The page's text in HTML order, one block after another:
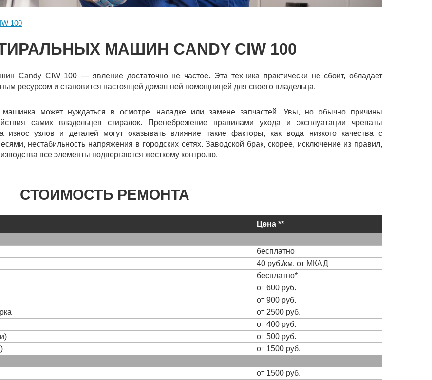
100
МАШИН CANDY CIW 100
Candy CIW 100 — явление достаточно не частое. Эта техника практически не сбоит, обладает
ресурсом и становится настоящей домашней помощницей для своего владельца.
может нуждаться в осмотре, наладке или замене запчастей. Увы, но обычно причины
самих владельцев стиралок. Пренебрежение правилами ухода и эксплуатации чреваты
износ узлов и деталей могут оказывать влияние такие факторы, как вода низкого качества с
нестабильность напряжения в городских сетях. Заводской брак, скорее, исключение из правил,
все элементы подвергаются жёсткому контролю.
СТОИМОСТЬ РЕМОНТА
Цена **
бесплатно
40 руб./км. от МКАД
бесплатно*
от 600 руб.
от 900 руб.
от 2500 руб.
от 400 руб.
от 500 руб.
от 1500 руб.
от 1500 руб.